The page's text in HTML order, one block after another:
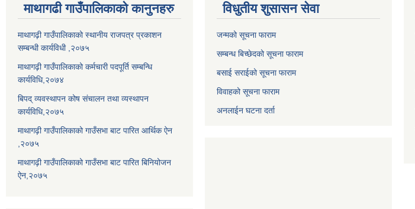
माथागढी गाउँपालिकाको कानुनहरु
माथागढ़ी गाउँपालिकाको स्थानीय राजपत्र प्रकाशन
सम्बन्धी कार्यविधी ,२०७५
माथागढ़ी गाउँपालिकाको कर्मचारी पदपूर्ति सम्बन्धि
कार्यविधि,२०७४
बिपद् व्यवस्थापन कोष संचालन तथा व्यस्थापन
कार्यविधि,२०७५
माथागढ़ी गाउँपालिकाको गाउँसभा बाट पारित आर्थिक ऐन
,२०७५
माथागढ़ी गाउँपालिकाको गाउँसभा बाट पारित बिनियोजन
ऐन,२०७५
विधुतीय शुसासन सेवा
जन्मको सूचना फाराम
सम्बन्ध बिच्छेदको सूचना फाराम
बसाई सराईको सूचना फाराम
विवाहको सूचना फाराम
अनलाईन घटना दर्ता